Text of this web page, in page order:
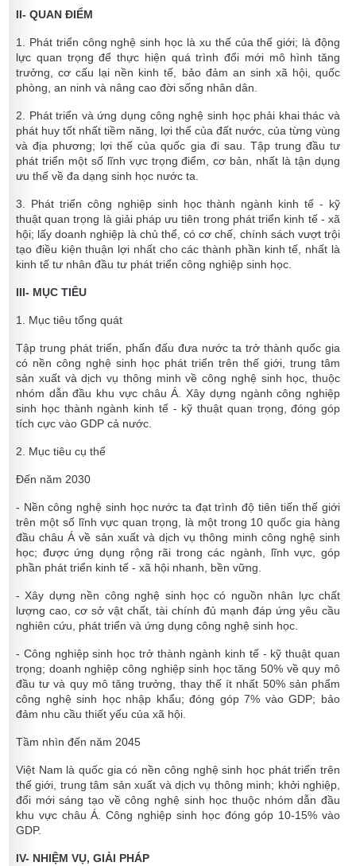
II- QUAN ĐIỂM
1. Phát triển công nghệ sinh học là xu thế của thế giới; là động
lực quan trọng để thực hiện quá trình đổi mới mô hình tăng
trưởng, cơ cấu lại nền kinh tế, bảo đảm an sinh xã hội, quốc
phòng, an ninh và nâng cao đời sống nhân dân.
2. Phát triển và ứng dụng công nghệ sinh học phải khai thác và
phát huy tốt nhất tiềm năng, lợi thế của đất nước, của từng vùng
và địa phương; lợi thế của quốc gia đi sau. Tập trung đầu tư
phát triển một số lĩnh vực trọng điểm, cơ bản, nhất là tận dụng
ưu thế về đa dạng sinh học nước ta.
3. Phát triển công nghiệp sinh học thành ngành kinh tế - kỹ
thuật quan trọng là giải pháp ưu tiên trong phát triển kinh tế - xã
hội; lấy doanh nghiệp là chủ thể, có cơ chế, chính sách vượt trội
tạo điều kiện thuận lợi nhất cho các thành phần kinh tế, nhất là
kinh tế tư nhân đầu tư phát triển công nghiệp sinh học.
III- MỤC TIÊU
1. Mục tiêu tổng quát
Tập trung phát triển, phấn đấu đưa nước ta trở thành quốc gia
có nền công nghệ sinh học phát triển trên thế giới, trung tâm
sản xuất và dịch vụ thông minh về công nghệ sinh học, thuộc
nhóm dẫn đầu khu vực châu Á. Xây dựng ngành công nghiệp
sinh học thành ngành kinh tế - kỹ thuật quan trọng, đóng góp
tích cực vào GDP cả nước.
2. Mục tiêu cụ thể
Đến năm 2030
- Nền công nghệ sinh học nước ta đạt trình độ tiên tiến thế giới
trên một số lĩnh vực quan trọng, là một trong 10 quốc gia hàng
đầu châu Á về sản xuất và dịch vụ thông minh công nghệ sinh
học; được ứng dụng rộng rãi trong các ngành, lĩnh vực, góp
phần phát triển kinh tế - xã hội nhanh, bền vững.
- Xây dựng nền công nghệ sinh học có nguồn nhân lực chất
lượng cao, cơ sở vật chất, tài chính đủ mạnh đáp ứng yêu cầu
nghiên cứu, phát triển và ứng dụng công nghệ sinh học.
- Công nghiệp sinh học trở thành ngành kinh tế - kỹ thuật quan
trọng; doanh nghiệp công nghiệp sinh học tăng 50% về quy mô
đầu tư và quy mô tăng trưởng, thay thế ít nhất 50% sản phẩm
công nghệ sinh học nhập khẩu; đóng góp 7% vào GDP; bảo
đảm nhu cầu thiết yếu của xã hội.
Tầm nhìn đến năm 2045
Việt Nam là quốc gia có nền công nghệ sinh học phát triển trên
thế giới, trung tâm sản xuất và dịch vụ thông minh; khởi nghiệp,
đổi mới sáng tạo về công nghệ sinh học thuộc nhóm dẫn đầu
khu vực châu Á. Công nghiệp sinh học đóng góp 10-15% vào
GDP.
IV- NHIỆM VỤ, GIẢI PHÁP